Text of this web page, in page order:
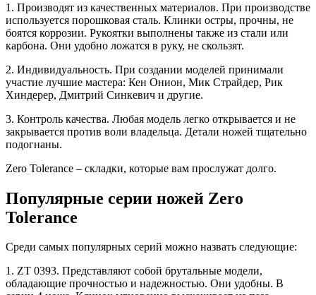
1. Производят из качественных материалов. При производстве
используется порошковая сталь. Клинки остры, прочны, не
боятся коррозии. Рукоятки выполнены также из стали или
карбона. Они удобно ложатся в руку, не скользят.
2. Индивидуальность. При создании моделей принимали
участие лучшие мастера: Кен Онион, Мик Страйдер, Рик
Хиндерер, Дмитрий Синкевич и другие.
3. Контроль качества. Любая модель легко открывается и не
закрывается против воли владельца. Детали ножей тщательно
подогнаны.
Zero Tolerance – складки, которые вам прослужат долго.
Популярные серии ножей Zero
Tolerance
Среди самых популярных серий можно назвать следующие:
1. ZT 0393. Представляют собой брутальные модели,
обладающие прочностью и надежностью. Они удобны. В